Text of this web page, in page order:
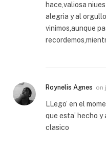
hace,valiosa
alegria y al
vinimos,aunque
Roynelis Agnes on
LLego’ en el
que esta’ hecho
clasico